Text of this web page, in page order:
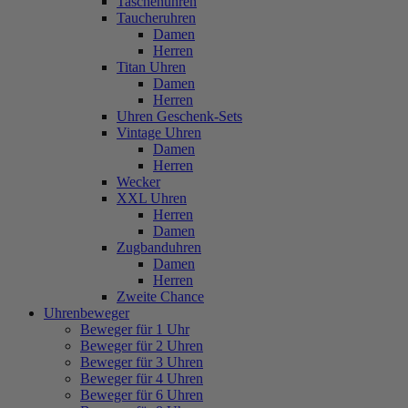
Taucheruhren
Damen
Herren
Titan Uhren
Damen
Herren
Uhren Geschenk-Sets
Vintage Uhren
Damen
Herren
Wecker
XXL Uhren
Herren
Damen
Zugbanduhren
Damen
Herren
Zweite Chance
Uhrenbeweger
Beweger für 1 Uhr
Beweger für 2 Uhren
Beweger für 3 Uhren
Beweger für 4 Uhren
Beweger für 6 Uhren